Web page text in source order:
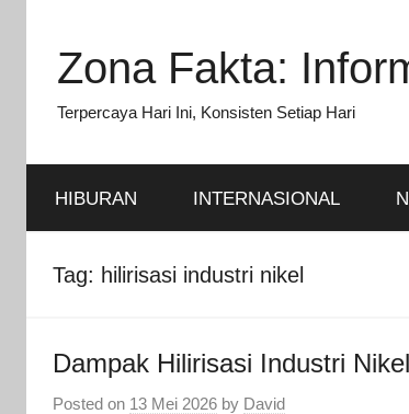
content
Zona Fakta:
Terpercaya Hari Ini, Konsisten Setiap Hari
HIBURAN INTERNASIONAL
Tag: hilirisasi industri nikel
Dampak Hilirisasi Industri
Posted on 13 Mei 2026 by David